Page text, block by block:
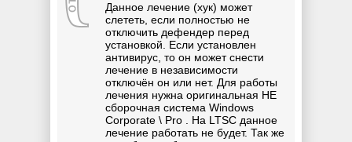
Данное лечение (хук) может
слететь, если полностью не
отключить дефендер перед
установкой. Если установлен
антивирус, то он может снести
лечение в независимости
отключён он или нет. Для работы
лечения нужна оригинальная НЕ
сборочная система Windows
Corporate \ Pro . На LTSC данное
лечение работать не будет. Так же